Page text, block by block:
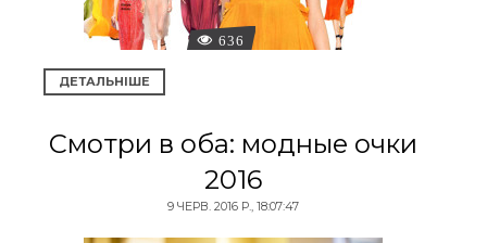
636
ДЕТАЛЬНІШЕ
Смотри в оба: модные очки
2016
9 ЧЕРВ. 2016 Р., 18:07:47